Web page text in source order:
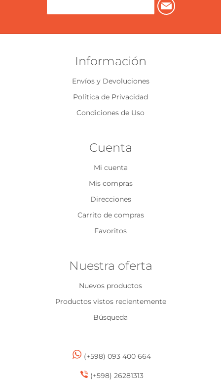
Información
Envíos y Devoluciones
Política de Privacidad
Condiciones de Uso
Cuenta
Mi cuenta
Mis compras
Direcciones
Carrito de compras
Favoritos
Nuestra oferta
Nuevos productos
Productos vistos recientemente
Búsqueda
(+598) 093 400 664
(+598) 26281313